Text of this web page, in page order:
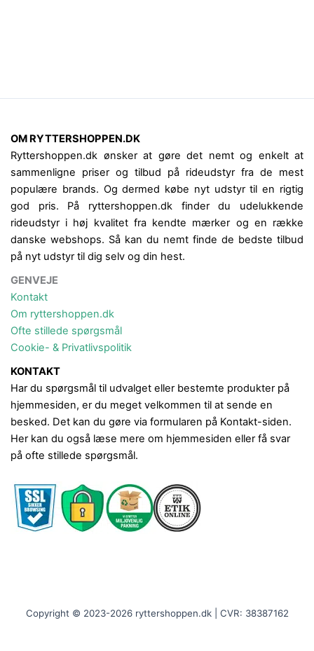
OM RYTTERSHOPPEN.DK
Ryttershoppen.dk ønsker at gøre det nemt og enkelt at
sammenligne priser og tilbud på rideudstyr fra de mest
populære brands. Og dermed købe nyt udstyr til en rigtig
god pris. På ryttershoppen.dk finder du udelukkende
rideudstyr i høj kvalitet fra kendte mærker og en række
danske webshops. Så kan du nemt finde de bedste tilbud
på nyt udstyr til dig selv og din hest.
GENVEJE
Kontakt
Om ryttershoppen.dk
Ofte stillede spørgsmål
Cookie- & Privatlivspolitik
KONTAKT
Har du spørgsmål til udvalget eller bestemte produkter på
hjemmesiden, er du meget velkommen til at sende en
besked. Det kan du gøre via formularen på Kontakt-siden.
Her kan du også læse mere om hjemmesiden eller få svar
på ofte stillede spørgsmål.
Copyright © 2023-2026 ryttershoppen.dk | CVR: 38387162